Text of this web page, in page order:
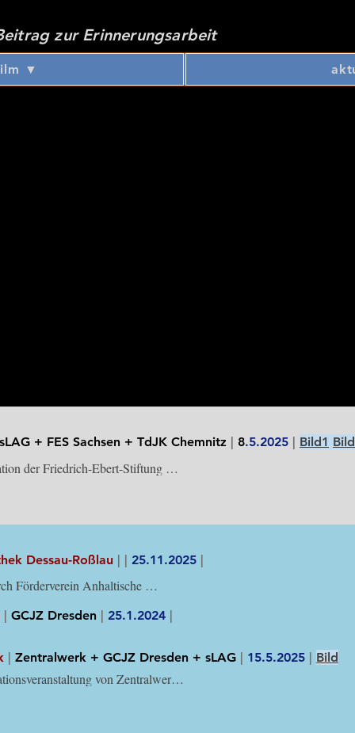
zur Erinnerungsarbeit
▼
sLAG + FES Sachsen + TdJK Chemnitz | 8.5.2025 | Bild1
der Friedrich-Ebert-Stiftung
anlässlich des 8. Mai,
Avnon, Martin Dulig (MdL) und
Dessau-Roßlau | | 25.11.2025 |
Förderverein Anhaltische
Demokratie; unterstützt durch
| GCJZ Dresden | 25.1.2024 |
| Zentralwerk + GCJZ Dresden + sLAG | 15.5.2025 | Bild
von Zentralwerk,